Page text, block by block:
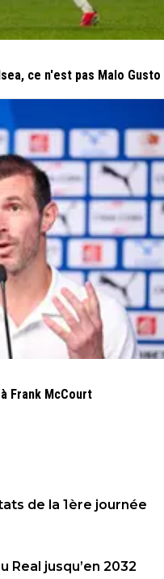
ce n'est pas Malo Gusto
Frank McCourt
de la 1ère journée
Real jusqu’en 2032